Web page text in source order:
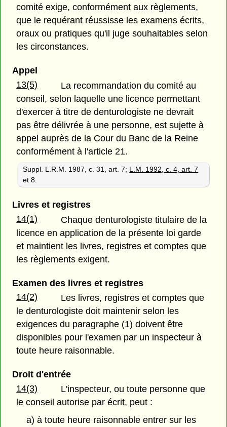
comité exige, conformément aux règlements,
que le requérant réussisse les examens écrits,
oraux ou pratiques qu'il juge souhaitables selon
les circonstances.
Appel
13(5)
La recommandation du comité au
conseil, selon laquelle une licence permettant
d'exercer à titre de denturologiste ne devrait
pas être délivrée à une personne, est sujette à
appel auprès de la Cour du Banc de la Reine
conformément à l'article 21.
Suppl. L.R.M. 1987, c. 31, art. 7; L.M. 1992, c. 4, art. 7
et 8.
Livres et registres
14(1)
Chaque denturologiste titulaire de la
licence en application de la présente loi garde
et maintient les livres, registres et comptes que
les règlements exigent.
Examen des livres et registres
14(2)
Les livres, registres et comptes que
le denturologiste doit maintenir selon les
exigences du paragraphe (1) doivent être
disponibles pour l'examen par un inspecteur à
toute heure raisonnable.
Droit d'entrée
14(3)
L'inspecteur, ou toute personne que
le conseil autorise par écrit, peut :
a) à toute heure raisonnable entrer sur les